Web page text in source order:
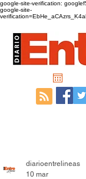
google-site-verification:
google-site-
diarioentrelineas
10 mar